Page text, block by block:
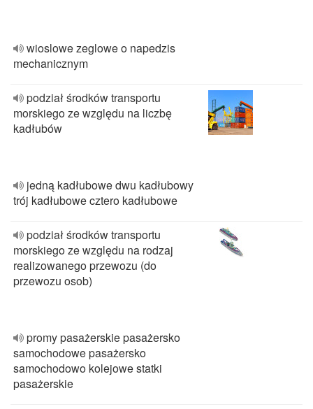
wioslowe zeglowe o napedzis
mechanicznym
podział środków transportu
morskiego ze względu na liczbę
kadłubów
jedną kadłubowe dwu kadłubowy
trój kadłubowe cztero kadłubowe
podział środków transportu
morskiego ze względu na rodzaj
realizowanego przewozu (do
przewozu osob)
promy pasażerskie pasażersko
samochodowe pasażersko
samochodowo kolejowe statki
pasażerskie